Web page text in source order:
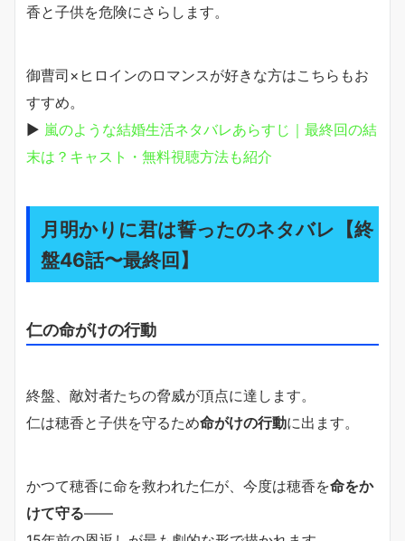
香と子供を危険にさらします。
御曹司×ヒロインのロマンスが好きな方はこちらもお
すすめ。
▶ 嵐のような結婚生活ネタバレあらすじ｜最終回の結
末は？キャスト・無料視聴方法も紹介
月明かりに君は誓ったのネタバレ【終
盤46話〜最終回】
仁の命がけの行動
終盤、敵対者たちの脅威が頂点に達します。
仁は穂香と子供を守るため命がけの行動に出ます。
かつて穂香に命を救われた仁が、今度は穂香を命をか
けて守る――